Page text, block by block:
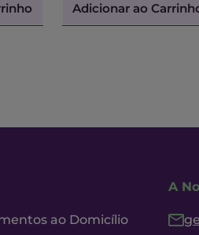
Adicionar ao
ao Domicílio
A